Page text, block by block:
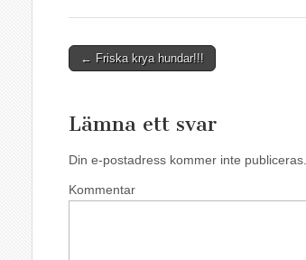
n
t
e
)
ö
s
t
e
r
Post
← Friska krya hundar!!!
Lämna ett svar
Din e-postadress kommer inte publiceras.
Kommentar